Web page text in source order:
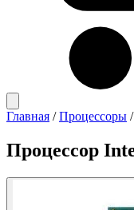
Главная / Процессоры /
Процессор